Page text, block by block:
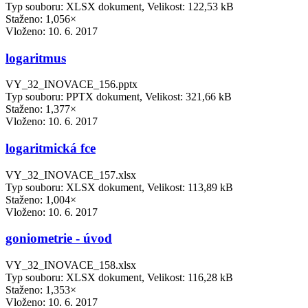
Typ souboru: XLSX dokument, Velikost: 122,53 kB
Staženo: 1,056×
Vloženo: 10. 6. 2017
logaritmus
VY_32_INOVACE_156.pptx
Typ souboru: PPTX dokument, Velikost: 321,66 kB
Staženo: 1,377×
Vloženo: 10. 6. 2017
logaritmická fce
VY_32_INOVACE_157.xlsx
Typ souboru: XLSX dokument, Velikost: 113,89 kB
Staženo: 1,004×
Vloženo: 10. 6. 2017
goniometrie - úvod
VY_32_INOVACE_158.xlsx
Typ souboru: XLSX dokument, Velikost: 116,28 kB
Staženo: 1,353×
Vloženo: 10. 6. 2017